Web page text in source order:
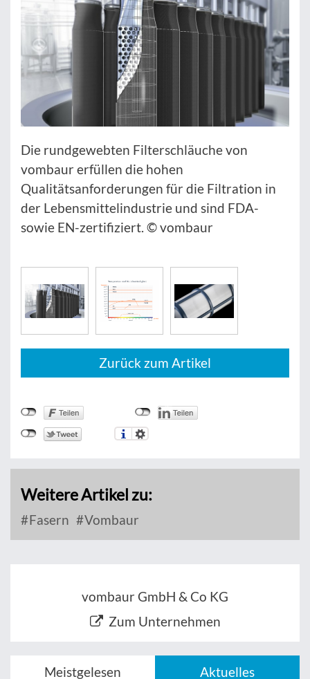
Die rundgewebten Filterschläuche von
vombaur erfüllen die hohen
Qualitätsanforderungen für die Filtration in
der Lebensmittelindustrie und sind FDA-
sowie EN-zertifiziert. © vombaur
Zurück zum Artikel
Weitere Artikel zu:
Fasern Vombaur
vombaur GmbH & Co KG
Zum Unternehmen
Meistgelesen Aktuelles